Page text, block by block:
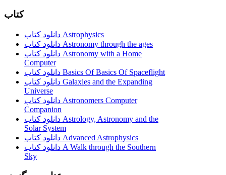
کتاب
دانلود کتاب Astrophysics
دانلود کتاب Astronomy through the ages
دانلود کتاب Astronomy with a Home
Computer
دانلود کتاب Basics Of Basics Of Spaceflight
دانلود کتاب Galaxies and the Expanding
Universe
دانلود کتاب Astronomers Computer
Companion
دانلود کتاب Astrology, Astronomy and the
Solar System
دانلود کتاب Advanced Astrophysics
دانلود کتاب A Walk through the Southern
Sky